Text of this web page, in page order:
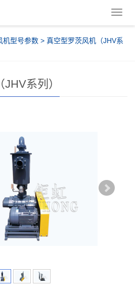
导
单
机型号参数 > 真空型罗茨风机（JHV系
系列）